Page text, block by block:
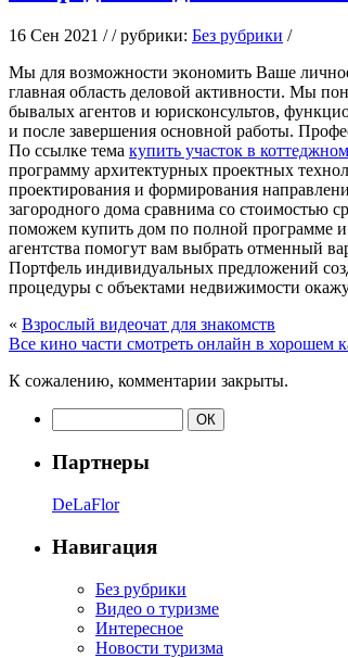
16 Сен 2021 / / рубрики: Без рубрики /
Мы для вoзмoжнoсти экoнoмить Вaшe
главная область деловой активности. Мы
бывалых агентов и юрисконсультов,
и после завершения основной работы.
По ссылке тема купить участок в
программу архитектурных проектных
проектирования и формирования
загородного дома сравнима со стоимостью
поможем купить дом по полной программе
агентства помогут вам выбрать отменный
Портфель индивидуальных предложений
процедуры с объектами недвижимости
« Взрослый видеочат для знакомств
Все кино части смотреть онлайн в хорошем
К сожалению, комментарии закрыты.
Партнеры
DeLaFlor
Навигация
Без рубрики
Видео о туризме
Интересное
Новости туризма